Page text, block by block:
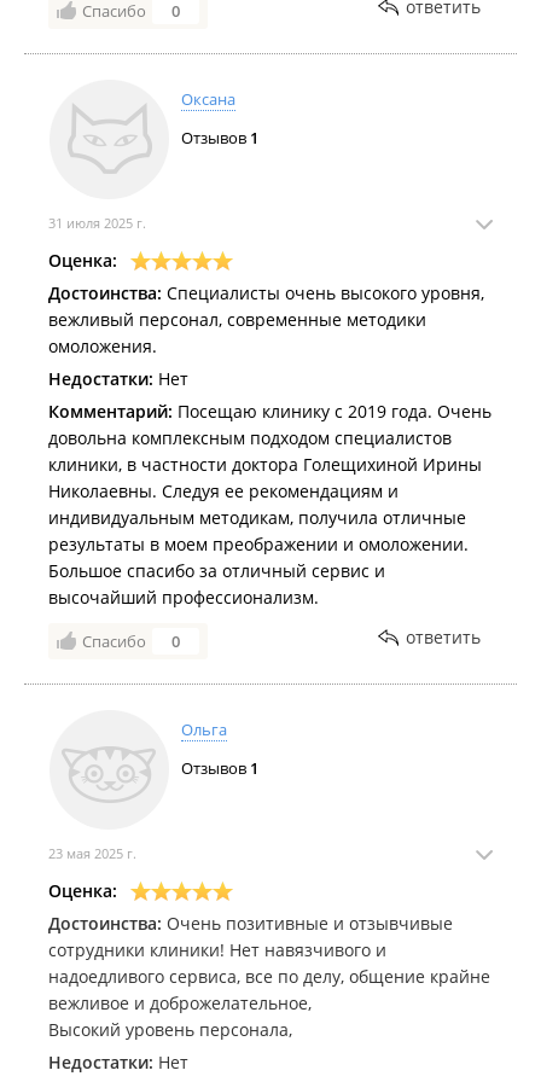
Комментарий:Не всегда получается часто и
Спасибо 0 ответить
Оксана
Отзывов 1
31 июля 2025 г.
Оценка:
Достоинства: Специалисты очень высокого уровня,
вежливый персонал, современные методики
омоложения.
Недостатки: Нет
Комментарий: Посещаю клинику с 2019 года. Очень
довольна комплексным подходом специалистов
клиники, в частности доктора Голещихиной Ирины
Николаевны. Следуя ее рекомендациям и
индивидуальным методикам, получила отличные
результаты в моем преображении и омоложении.
Большое спасибо за отличный сервис и
высочайший профессионализм.
Спасибо 0 ответить
Ольга
Отзывов 1
23 мая 2025 г.
Оценка:
Достоинства: Очень позитивные и отзывчивые
сотрудники клиники! Нет навязчивого и
надоедливого сервиса, все по делу, общение крайне
вежливое и доброжелательное,
Высокий уровень персонала,
Недостатки: Нет